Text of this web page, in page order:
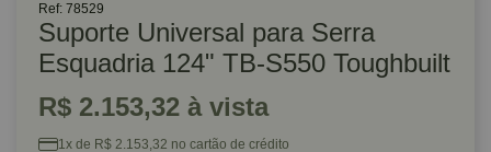
Ref: 78529
Suporte Universal para Serra
Esquadria 124" TB-S550 Toughbuilt
R$ 2.153,32 à vista
1x de R$ 2.153,32 no cartão de crédito